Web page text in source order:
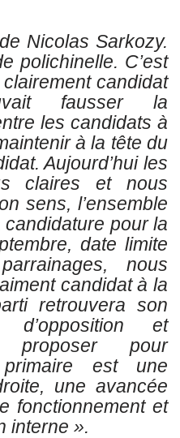
Nicolas Sarkozy.
polichinelle. C’est
candidat
fausser la
les candidats à
à la tête du
Aujourd’hui les
claires et nous
sens, l’ensemble
pour la
date limite
nous
candidat à la
retrouvera son
et
proposer pour
est une
une avancée
fonctionnement et
interne ».